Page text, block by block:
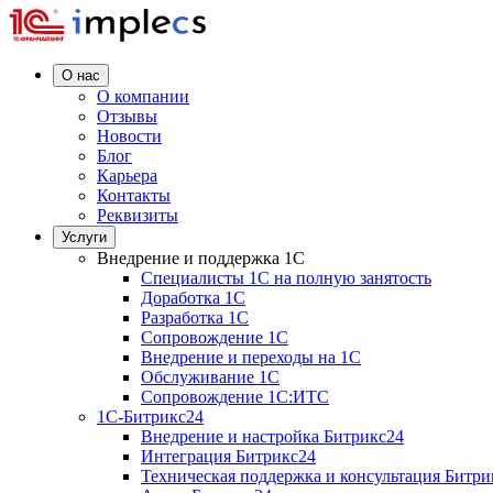
О нас
О компании
Отзывы
Новости
Блог
Карьера
Контакты
Реквизиты
Услуги
Внедрение и поддержка 1C
Специалисты 1C на полную занятость
Доработка 1C
Разработка 1C
Сопровождение 1C
Внедрение и переходы на 1C
Обслуживание 1C
Сопровождение 1C:ИТС
1С-Битрикс24
Внедрение и настройка Битрикс24
Интеграция Битрикс24
Техническая поддержка и консультация